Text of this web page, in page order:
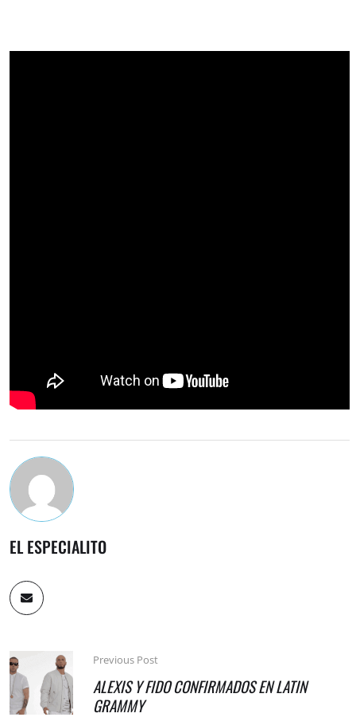
EL ESPECIALITO
Previous Post
ALEXIS Y FIDO CONFIRMADOS EN LATIN
GRAMMY